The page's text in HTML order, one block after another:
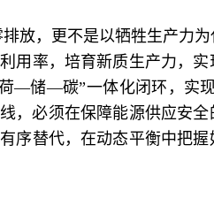
放，更不是以牺牲生产力
用率，培育新质生产力，
—储—碳”一体化闭环，实
，必须在保障能源供应安
序替代，在动态平衡中把